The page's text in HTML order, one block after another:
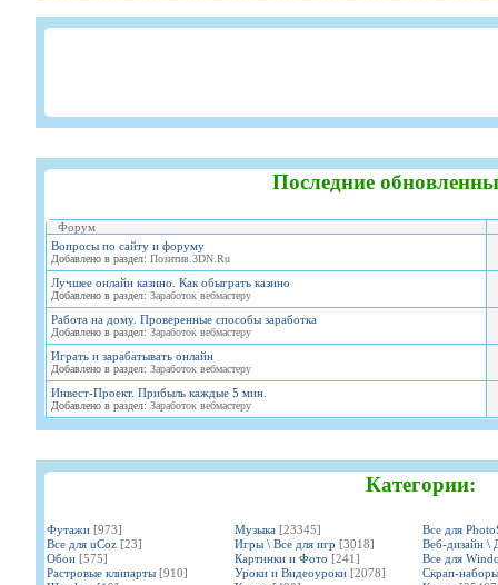
Последние
Форум
Вопросы по сайту и форуму
Добавлено в раздел: Позитив.3DN.Ru
Лучшее онлайн казино. Как обыграть казино
Добавлено в раздел: Заработок вебмастеру
Работа на дому. Проверенные способы заработка
Добавлено в раздел: Заработок вебмастеру
Играть и зарабатывать онлайн
Добавлено в раздел: Заработок вебмастеру
Инвест-Проект. Прибыль каждые 5 мин.
Добавлено в раздел: Заработок вебмастеру
Категории:
Футажи [973] Музыка [23345]
Все для
Все для uCoz [23] Игры \ Все для игр [3018]
Веб-дизайн \
Обои [575] Картинки и Фото [241]
Все для
Растровые клипарты [910] Уроки и Видеоуроки [2078]
Скрап-наборы